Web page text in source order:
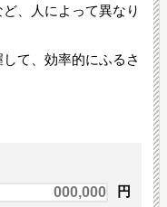
、人によって異なり
て、効率的にふるさ
円